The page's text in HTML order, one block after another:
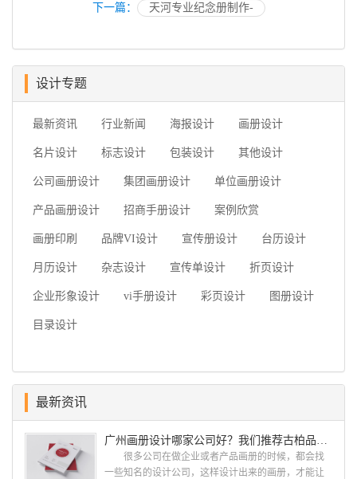
下一篇： 天河专业纪念册制作-
设计专题
最新资讯 行业新闻 海报设计 画册设计
名片设计 标志设计 包装设计 其他设计
公司画册设计 集团画册设计 单位画册设计
产品画册设计 招商手册设计 案例欣赏
画册印刷 品牌VI设计 宣传册设计 台历设计
月历设计 杂志设计 宣传单设计 折页设计
企业形象设计 vi手册设计 彩页设计 图册设计
目录设计
最新资讯
很多公司在做企业或者产品画册的时候，都会找
一些知名的设计公司，这样设计出来的画册，才能让